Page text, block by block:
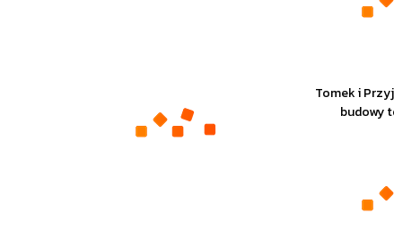
Tomek i
budowy